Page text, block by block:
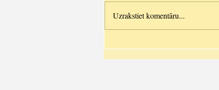
Uzrakstiet komentāru...